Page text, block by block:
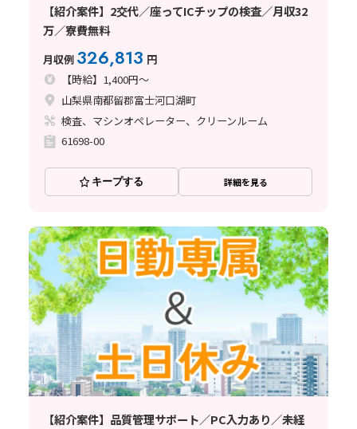
【紹介案件】2交代／座ってICチップの検査／月収32
万／寮費無料
月収例 326,813 円
【時給】1,400円～
山梨県南都留郡富士河口湖町
検査、マシンオペレーター、クリーンルーム
61698-00
キープする 詳細を見る
【紹介案件】品質管理サポート／PC入力あり／未経